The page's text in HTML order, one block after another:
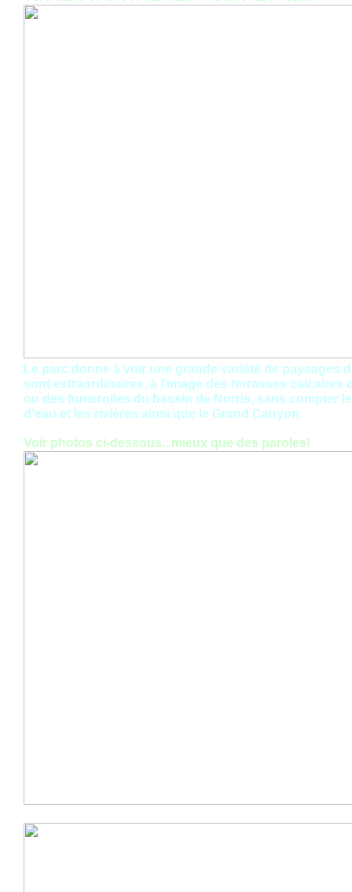
Le parc donne à voir une grande variété de paysages
sont extraordinaires, à l'image des terrasses calcaires
ou des fumerolles du bassin de Norris, sans compter
d'eau et les rivières ainsi que le Grand Canyon .
Voir photos ci-dessous...mieux que des paroles!